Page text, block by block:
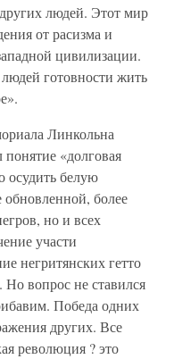
других людей. Этот мир
от расизма и
цивилизации.
готовности жить
Линкольна
«долговая
осудить белую
обновленной, более
но и всех
участи
негритянских гетто
Но вопрос не ставился
Победа одних
других. Все
революция ? это